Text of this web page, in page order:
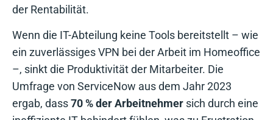
der Rentabilität.
Wenn die IT-Abteilung keine Tools bereitstellt – wie
ein zuverlässiges VPN bei der Arbeit im Homeoffice
–, sinkt die Produktivität der Mitarbeiter. Die
Umfrage von ServiceNow aus dem Jahr 2023
ergab, dass70 % der Arbeitnehmer sich durch eine